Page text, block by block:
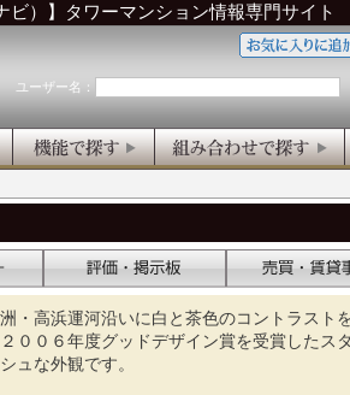
）】タワーマンション情報専門サイト
ユーザー名：
・高浜運河沿いに白と茶色のコントラスト
００６年度グッドデザイン賞を受賞したス
ュな外観です。